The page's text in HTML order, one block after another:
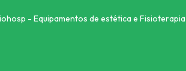
- Equipamentos de estética e Fisioterapia